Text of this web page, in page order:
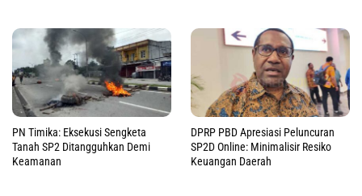
PN Timika: Eksekusi Sengketa
Tanah SP2 Ditangguhkan Demi
Keamanan
DPRP PBD Apresiasi Peluncuran
SP2D Online: Minimalisir Resiko
Keuangan Daerah